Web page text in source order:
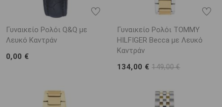
Γυναικείο Ρολόι Q&Q με
Λευκό Καντράν
0,00 €
Γυναικείο Ρολόι TOMMY
HILFIGER Becca με Λευκό
Καντράν
134,00 €149,00 €